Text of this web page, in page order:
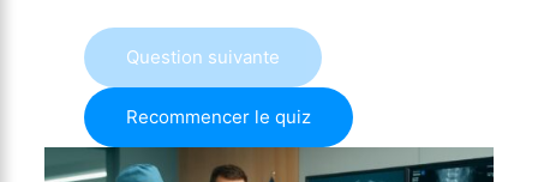
Question suivante
Recommencer le quiz